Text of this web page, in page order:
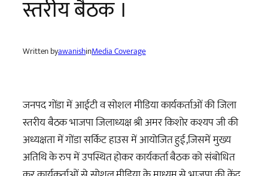
स्तरीय बैठक ।
Written byawanishinMedia Coverage
जनपद गोंडा में आईटी व सोशल मीडिया कार्यकर्ताओं की जिला
स्तरीय बैठक भाजपा जिलाध्यक्ष श्री अमर किशोर कश्यप जी की
अध्यक्षता में गोंडा सर्किट हाउस में आयोजित हुई,जिसमें मुख्य
अतिथि के रुप में उपस्थित होकर कार्यकर्ता बैठक को संबोधित